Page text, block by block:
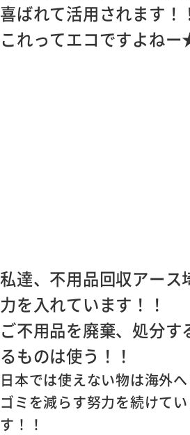
喜ばれて活用されます！
これってエコですよね
私達、不用品回収アース
力を入れています！！
ご不用品を廃棄、処分す
るものは使う！！
日本では使えない物は海外
ゴミを減らす努力を続けて
す！！